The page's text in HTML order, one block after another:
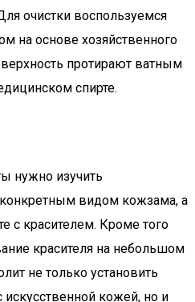
очистки воспользуемся
на основе хозяйственного
протирают ватным
спирте.
нужно изучить
видом кожзама, а
с красителем. Кроме того
красителя на небольшом
не только установить
искусственной кожей, но и